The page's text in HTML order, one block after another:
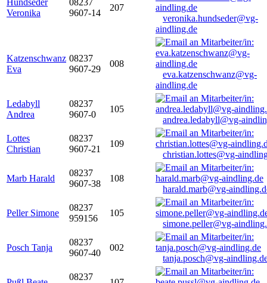
Hundseder
Veronika
08237
9607-14
207
veronika.hundseder@vg-
aindling.de
Katzenschwanz
Eva
08237
9607-29
008
eva.katzenschwanz@vg-
aindling.de
Ledabyll
Andrea
08237
9607-0
105
andrea.ledabyll@vg-
Lottes
Christian
08237
9607-21
109
christian.lottes@vg-
Marb Harald
08237
9607-38
108
harald.marb@vg-
Peller Simone
08237
959156
105
simone.peller@vg-
Posch Tanja
08237
9607-40
002
tanja.posch@vg-
08237